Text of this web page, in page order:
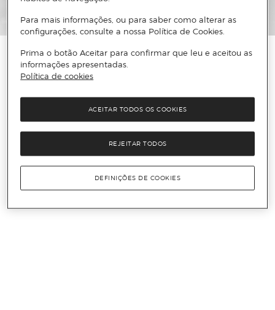
Para mais informações, ou para saber como alterar as
configurações, consulte a nossa Política de Cookies.
Prima o botão Aceitar para confirmar que leu e aceitou as
informações apresentadas.
Política de cookies
REJEITAR TODOS
ACEITAR TODOS OS COOKIES
DEFINIÇÕES DE COOKIES